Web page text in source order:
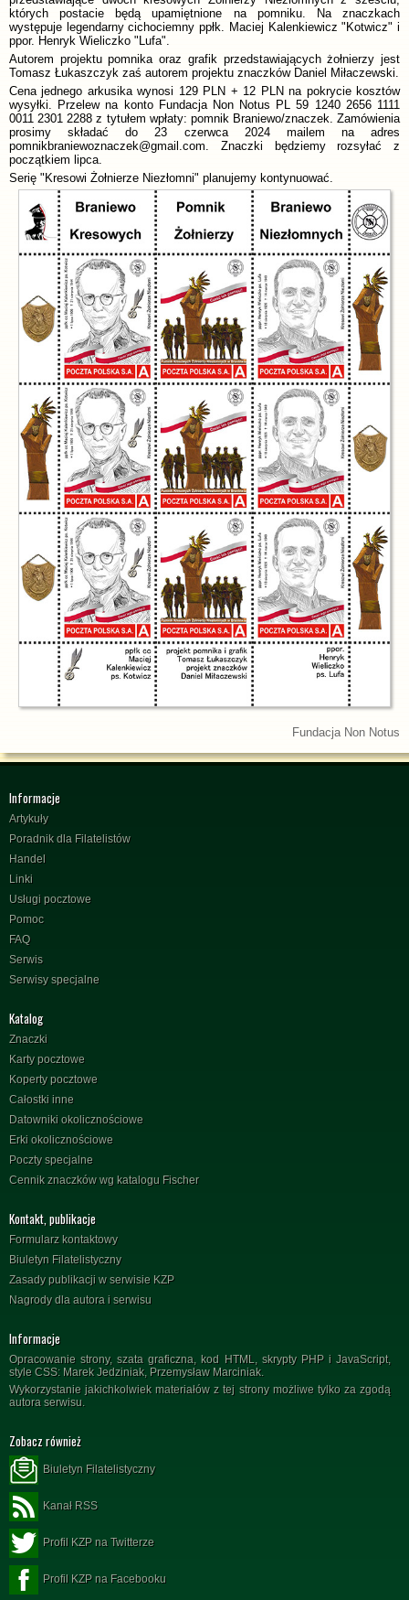
których postacie będą upamiętnione na pomniku. Na znaczkach
występuje legendarny cichociemny ppłk. Maciej Kalenkiewicz "Kotwicz" i
ppor. Henryk Wieliczko "Lufa".
Autorem projektu pomnika oraz grafik przedstawiających żołnierzy jest
Tomasz Łukaszczyk zaś autorem projektu znaczków Daniel Miłaczewski.
Cena jednego arkusika wynosi 129 PLN + 12 PLN na pokrycie kosztów
wysyłki. Przelew na konto Fundacja Non Notus PL 59 1240 2656 1111
0011 2301 2288 z tytułem wpłaty: pomnik Braniewo/znaczek. Zamówienia
prosimy składać do 23 czerwca 2024 mailem na adres
pomnikbraniewoznaczek@gmail.com. Znaczki będziemy rozsyłać z
początkiem lipca.
Serię "Kresowi Żołnierze Niezłomni" planujemy kontynuować.
Fundacja Non Notus
Informacje
Artykuły
Poradnik dla Filatelistów
Handel
Linki
Usługi pocztowe
Pomoc
FAQ
Serwis
Serwisy specjalne
Katalog
Znaczki
Karty pocztowe
Koperty pocztowe
Całostki inne
Datowniki okolicznościowe
Erki okolicznościowe
Poczty specjalne
Cennik znaczków wg katalogu Fischer
Kontakt, publikacje
Formularz kontaktowy
Biuletyn Filatelistyczny
Zasady publikacji w serwisie KZP
Nagrody dla autora i serwisu
Informacje
Opracowanie strony, szata graficzna, kod HTML, skrypty PHP i JavaScript,
style CSS: Marek Jedziniak, Przemysław Marciniak.
Wykorzystanie jakichkolwiek materiałów z tej strony możliwe tylko za zgodą
autora serwisu.
Zobacz również
Biuletyn Filatelistyczny
Kanał RSS
Profil KZP na Twitterze
Profil KZP na Facebooku